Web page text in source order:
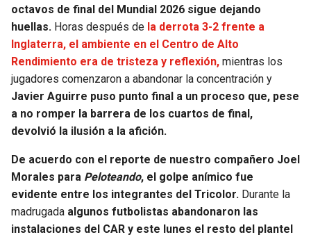
RAMS
49ERS
SEAHAWKS
BEARS
LIONS
PACKERS
VIKINGS
ROCKETS
GRIZZLIES
PELICANS
SPURS
NUGGETS
TIMBERWOLVES
THUNDER
octavos de final del Mundial 2026 sigue dejando
huellas. Horas después de la derrota 3-2 frente a
Inglaterra, el ambiente en el Centro de Alto
Rendimiento era de tristeza y reflexión, mientras los
jugadores comenzaron a abandonar la concentración y
Javier Aguirre puso punto final a un proceso que, pese
a no romper la barrera de los cuartos de final,
devolvió la ilusión a la afición.
De acuerdo con el reporte de nuestro compañero Joel
Morales para Peloteando, el golpe anímico fue
evidente entre los integrantes del Tricolor. Durante la
madrugada algunos futbolistas abandonaron las
instalaciones del CAR y este lunes el resto del plantel